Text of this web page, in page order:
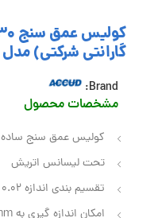
گارانتی شرکتی) مدل 177-012-11
Brand:
مشخصات محصول
کولیس عمق سنج ساده
تحت لیسانس اتریش
تقسیم بندی اندازه 0.02 mm
امکان اندازه گیری به mm